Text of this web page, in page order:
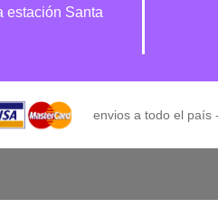
estación Santa
envios a todo el país -